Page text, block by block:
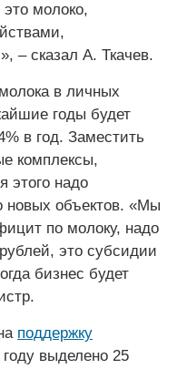
молоко,
– сказал А. Ткачев.
в личных
годы будет
в год. Заместить
комплексы,
этого надо
новых объектов. «Мы
по молоку, надо
это субсидии
бизнес будет
поддержку
выделено 25